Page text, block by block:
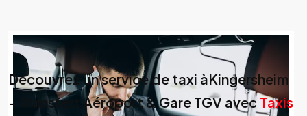
Découvrez un service de taxi àKingersheim
– Transfert Aéroport & Gare TGV avec Taxis